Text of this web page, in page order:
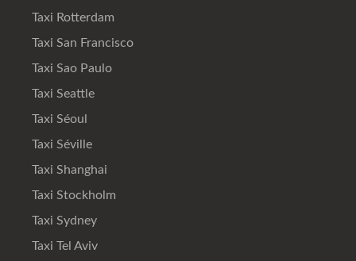
Taxi Rotterdam
Taxi San Francisco
Taxi Sao Paulo
Taxi Seattle
Taxi Séoul
Taxi Séville
Taxi Shanghai
Taxi Stockholm
Taxi Sydney
Taxi Tel Aviv